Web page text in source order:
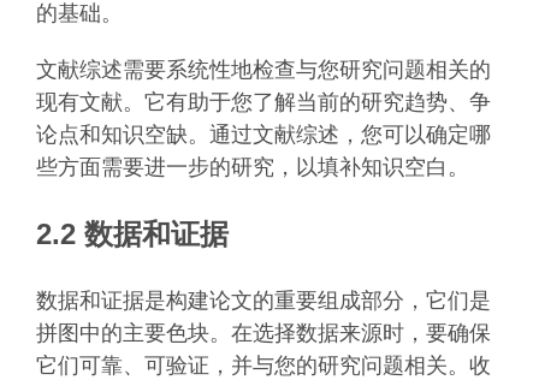
的基础。
文献综述需要系统性地检查与您研究问题相关的
现有文献。它有助于您了解当前的研究趋势、争
论点和知识空缺。通过文献综述，您可以确定哪
些方面需要进一步的研究，以填补知识空白。
2.2 数据和证据
数据和证据是构建论文的重要组成部分，它们是
拼图中的主要色块。在选择数据来源时，要确保
它们可靠、可验证，并与您的研究问题相关。收